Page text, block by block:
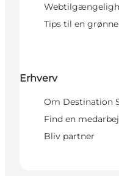
Tips til en
Erhverv
Om Destination
Find en
Bliv partner